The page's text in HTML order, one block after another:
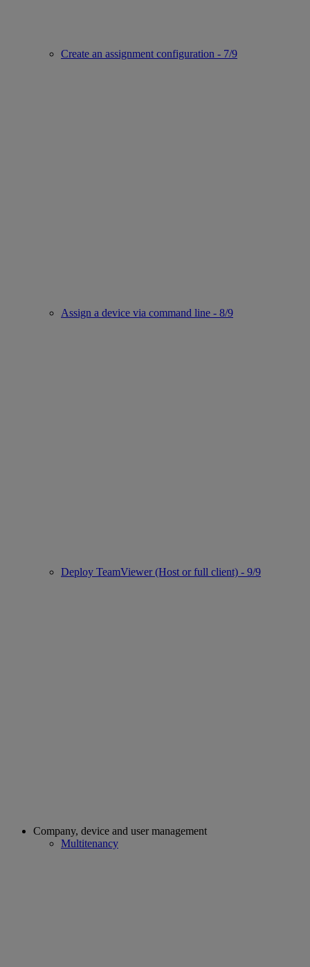
Create an assignment configuration - 7/9
Assign a device via command line - 8/9
Deploy TeamViewer (Host or full client) - 9/9
Company, device and user management
Multitenancy